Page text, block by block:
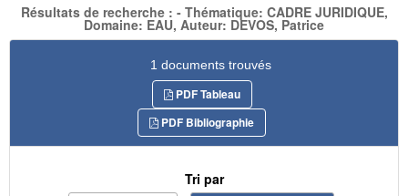
Résultats de recherche : - Thématique: CADRE JURIDIQUE,
Domaine: EAU, Auteur: DEVOS, Patrice
1 documents trouvés
PDF Tableau
PDF Bibliographie
Tri par